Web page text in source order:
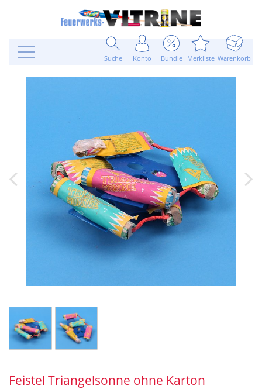
Suche Konto Bundle Merkliste Warenkorb
Feistel Triangelsonne ohne Karton